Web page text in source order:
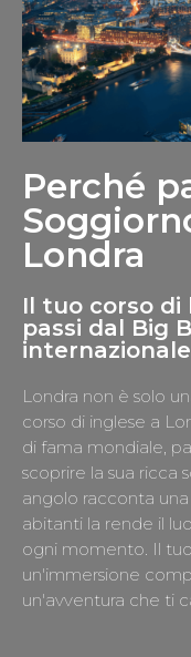
Perché
Londra
Il tuo corso di
passi dal Big
Londra non è solo
corso di inglese a
di fama mondiale,
scoprire la sua ricca
angolo racconta
abitanti la rende il
ogni momento. Il
un'immersione
un'avventura che ti